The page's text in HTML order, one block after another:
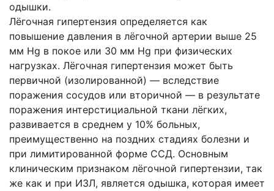
одышки.
Лёгочная гипертензия определяется как
повышение давления в лёгочной артерии выше 25
мм Hg в покое или 30 мм Hg при физических
нагрузках. Лёгочная гипертензия может быть
первичной (изолированной) — вследствие
поражения сосудов или вторичной — в результате
поражения интерстициальной ткани лёгких,
развивается в среднем у 10% больных,
преимущественно на поздних стадиях болезни и
при лимитированной форме ССД. Основным
клиническим признаком лёгочной гипертензии, так
же как и при ИЗЛ, является одышка, которая имеет